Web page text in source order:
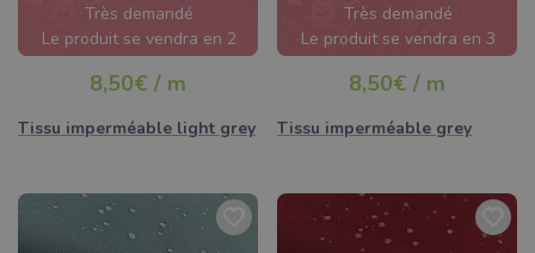
Très demandé
Le produit se vendra en 2
jours
8,50€ / m
Tissu imperméable light grey
Très demandé
Le produit se vendra en 3
jours
8,50€ / m
Tissu imperméable grey